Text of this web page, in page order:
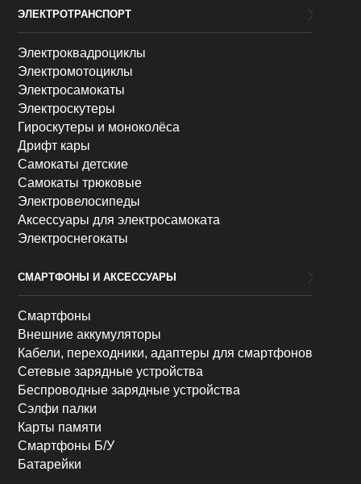
ЭЛЕКТРОТРАНСПОРТ
Электроквадроциклы
Электромотоциклы
Электросамокаты
Электроскутеры
Гироскутеры и моноколёса
Дрифт кары
Самокаты детские
Самокаты трюковые
Электровелосипеды
Аксессуары для электросамоката
Электроснегокаты
СМАРТФОНЫ И АКСЕССУАРЫ
Смартфоны
Внешние аккумуляторы
Кабели, переходники, адаптеры для смартфонов
Сетевые зарядные устройства
Беспроводные зарядные устройства
Сэлфи палки
Карты памяти
Смартфоны Б/У
Батарейки